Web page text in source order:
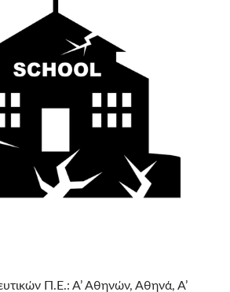
Π.Ε.: Α’ Αθηνών, Αθηνά, Α’